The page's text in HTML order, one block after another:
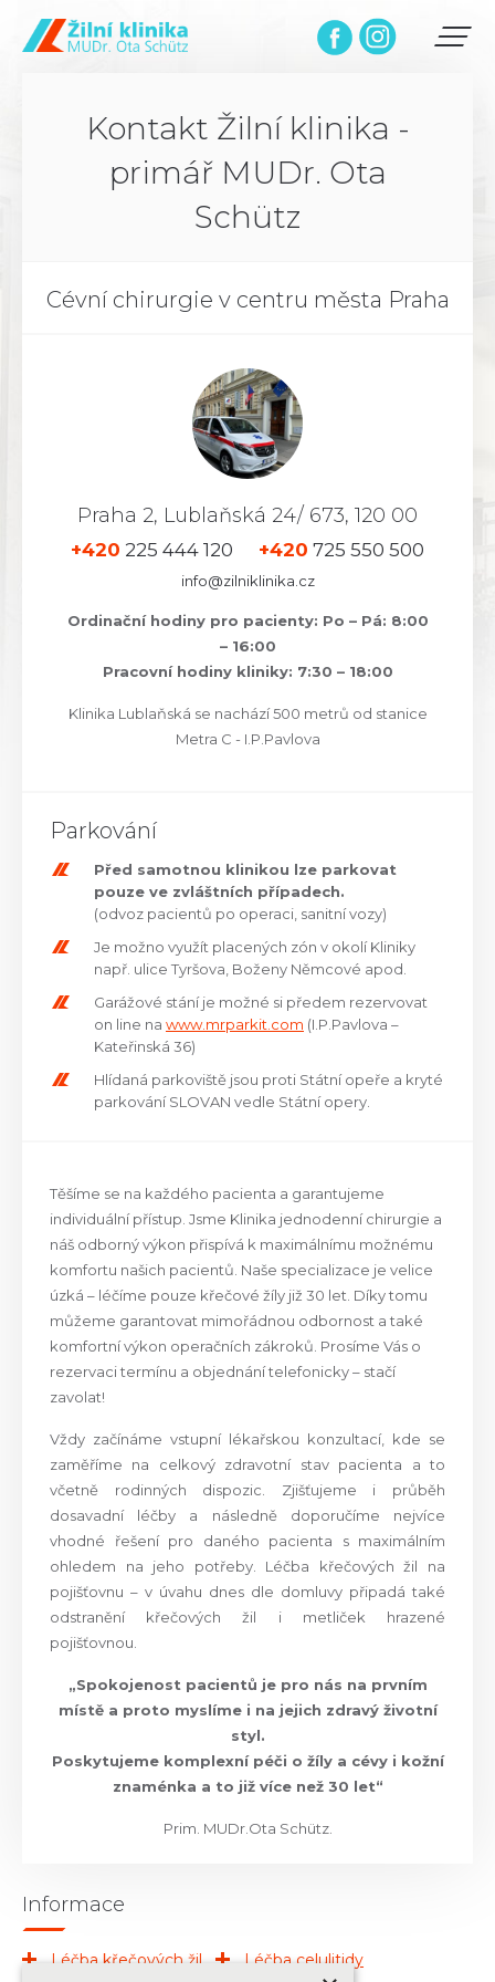
Kontakt Žilní klinika -
primář MUDr. Ota
Schütz
Cévní chirurgie v centru města Praha
Praha 2, Lublaňská 24/ 673, 120 00
+420 225 444 120 +420 725 550 500
info@zilniklinika.cz
Ordinační hodiny pro pacienty: Po – Pá: 8:00
– 16:00
Pracovní hodiny kliniky: 7:30 – 18:00
Klinika Lublaňská se nachází 500 metrů od stanice
Metra C - I.P.Pavlova
Parkování
Před samotnou klinikou lze parkovat
pouze ve zvláštních případech.
(odvoz pacientů po operaci, sanitní vozy)
Je možno využít placených zón v okolí Kliniky
např. ulice Tyršova, Boženy Němcové apod.
Garážové stání je možné si předem rezervovat
on line na www.mrparkit.com (I.P.Pavlova –
Kateřinská 36)
Hlídaná parkoviště jsou proti Státní opeře a kryté
parkování SLOVAN vedle Státní opery.
Těšíme se na každého pacienta a garantujeme
individuální přístup. Jsme Klinika jednodenní chirurgie a
náš odborný výkon přispívá k maximálnímu možnému
komfortu našich pacientů. Naše specializace je velice
úzká – léčíme pouze křečové žíly již 30 let. Díky tomu
můžeme garantovat mimořádnou odbornost a také
komfortní výkon operačních zákroků. Prosíme Vás o
rezervaci termínu a objednání telefonicky – stačí
zavolat!
Vždy začínáme vstupní lékařskou konzultací, kde se
zaměříme na celkový zdravotní stav pacienta a to
včetně rodinných dispozic. Zjišťujeme i průběh
dosavadní léčby a následně doporučíme nejvíce
vhodné řešení pro daného pacienta s maximálním
ohledem na jeho potřeby. Léčba křečových žil na
pojišťovnu – v úvahu dnes dle domluvy připadá také
odstranění křečových žil i metliček hrazené
pojišťovnou.
„Spokojenost pacientů je pro nás na prvním
místě a proto myslíme i na jejich zdravý životní
styl.
Poskytujeme komplexní péči o žíly a cévy i kožní
znaménka a to již více než 30 let“
Prim. MUDr.Ota Schütz.
Informace
Léčba křečových žil
Léčba celulitidy